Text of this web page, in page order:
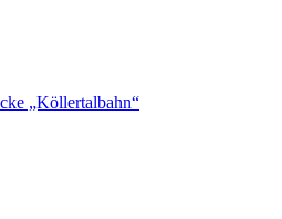
„Köllertalbahn“